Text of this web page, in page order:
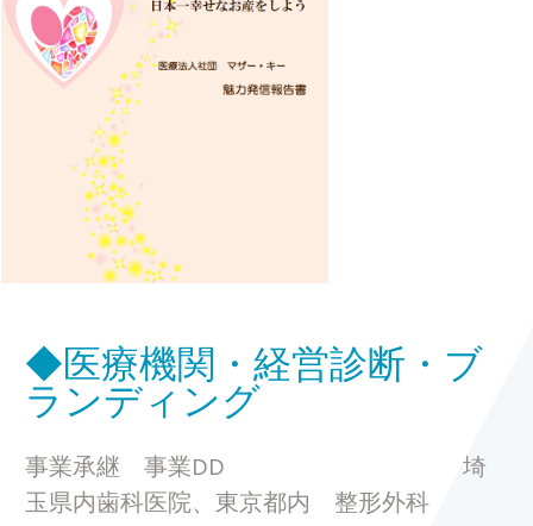
◆医療機関・経営診断・ブ
ランディング
事業承継 事業DD 埼
玉県内歯科医院、東京都内 整形外科